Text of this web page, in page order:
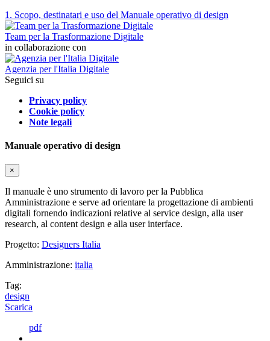
1. Scopo, destinatari e uso del Manuale operativo di design
Team per la Trasformazione Digitale
in collaborazione con
Agenzia per l'Italia Digitale
Seguici su
Privacy policy
Cookie policy
Note legali
Manuale operativo di design
×
Il manuale è uno strumento di lavoro per la Pubblica
Amministrazione e serve ad orientare la progettazione di ambienti
digitali fornendo indicazioni relative al service design, alla user
research, al content design e alla user interface.
Progetto: Designers Italia
Amministrazione: italia
Tag:
design
Scarica
pdf